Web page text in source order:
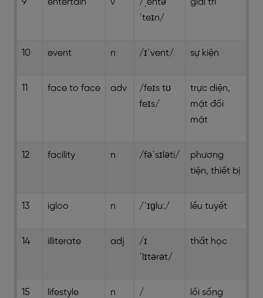
9 entertain v
/ˌentə
ˈteɪn/
giải trí
10 event n /ɪˈvent/ sự kiện
11 face to face adv
/feɪs tʊ
feɪs/
trực diện,
mặt đối
mặt
12 facility n /fəˈsɪləti/
phương
tiện, thiết bị
13 igloo n /ˈɪɡluː/ lều tuyết
14 illiterate adj
/ɪ
ˈlɪtərət/
thất học
15 lifestyle n
/
lối sống